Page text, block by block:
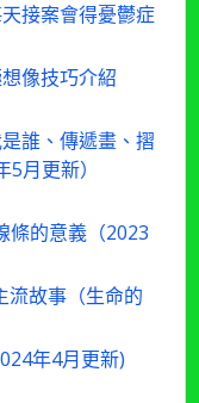
接案會得憂鬱症
像技巧介紹
誰、傳遞畫、摺
月更新）
條的意義（2023
流故事（生命的
年4月更新)